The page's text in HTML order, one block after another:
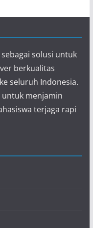
solusi untuk
berkualitas
seluruh Indonesia.
menjamin
terjaga rapi